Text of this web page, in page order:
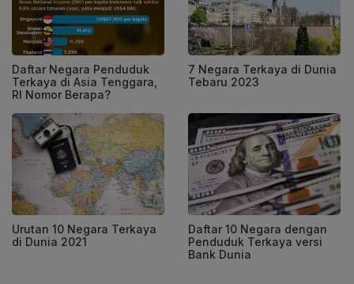
Daftar Negara Penduduk
Terkaya di Asia Tenggara,
RI Nomor Berapa?
7 Negara Terkaya di Dunia
Tebaru 2023
Urutan 10 Negara Terkaya
di Dunia 2021
Daftar 10 Negara dengan
Penduduk Terkaya versi
Bank Dunia